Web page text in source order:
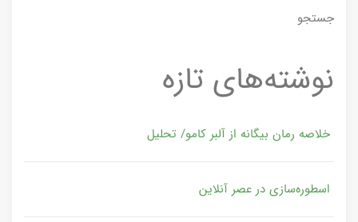
جستجو
نوشته‌های تازه
خلاصه رمان بیگانه از آلبر کامو/ تحلیل
اسطوره‌سازی در عصر آنلاین